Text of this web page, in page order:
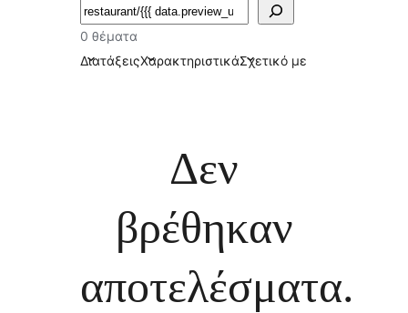
Αναζήτηση
0 θέματα
ΔιατάξειςΧαρακτηριστικάΣχετικό με
Δεν
βρέθηκαν
αποτελέσματα.